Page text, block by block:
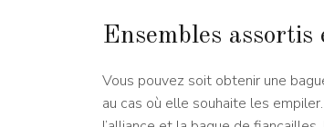
Ensembles assortis
Vous pouvez soit obtenir une
au cas où elle souhaite les